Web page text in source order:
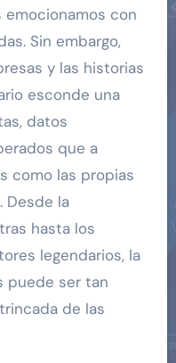
con
Sin embargo,
y las historias
esconde una
datos
que a
como las propias
Desde la
hasta los
legendarios, la
puede ser tan
de las